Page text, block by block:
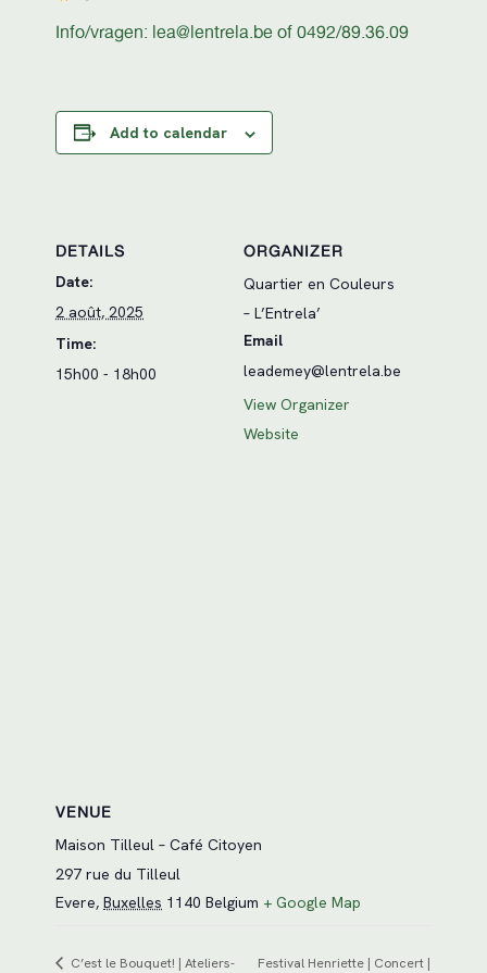
Info/vragen: lea@lentrela.be of 0492/89.36.09
Add to calendar
DETAILS
Date:
2 août, 2025
Time:
15h00 - 18h00
ORGANIZER
Quartier en Couleurs
– L’Entrela’
Email
leademey@lentrela.be
View Organizer
Website
VENUE
Maison Tilleul – Café Citoyen
297 rue du Tilleul
Evere, Buxelles 1140 Belgium + Google Map
C’est le Bouquet! | Ateliers-
Festival Henriette | Concert |